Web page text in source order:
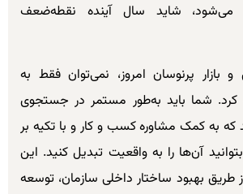
شاید سال آینده نقطه‌ضعف
بازار پر‌نوسان امروز، نمی‌توان فقط به
شما باید به‌طور مستمر در جستجوی
به کمک مشاوره کسب و کار و با تکیه بر
آن‌ها را به واقعیت تبدیل کنید. این
طریق بهبود ساختار داخلی سازمان، توسعه